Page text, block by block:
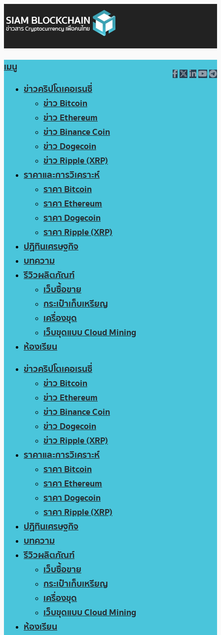
เมนู
ข่าวคริปโตเคอเรนซี่
ข่าว Bitcoin
ข่าว Ethereum
ข่าว Binance Coin
ข่าว Dogecoin
ข่าว Ripple (XRP)
ราคาและการวิเคราะห์
ราคา Bitcoin
ราคา Ethereum
ราคา Dogecoin
ราคา Ripple (XRP)
ปฏิทินเศรษฐกิจ
บทความ
รีวิวผลิตภัณฑ์
เว็บซื้อขาย
กระเป๋าเก็บเหรียญ
เครื่องขุด
เว็บขุดแบบ Cloud Mining
ห้องเรียน
ข่าวคริปโตเคอเรนซี่
ข่าว Bitcoin
ข่าว Ethereum
ข่าว Binance Coin
ข่าว Dogecoin
ข่าว Ripple (XRP)
ราคาและการวิเคราะห์
ราคา Bitcoin
ราคา Ethereum
ราคา Dogecoin
ราคา Ripple (XRP)
ปฏิทินเศรษฐกิจ
บทความ
รีวิวผลิตภัณฑ์
เว็บซื้อขาย
กระเป๋าเก็บเหรียญ
เครื่องขุด
เว็บขุดแบบ Cloud Mining
ห้องเรียน